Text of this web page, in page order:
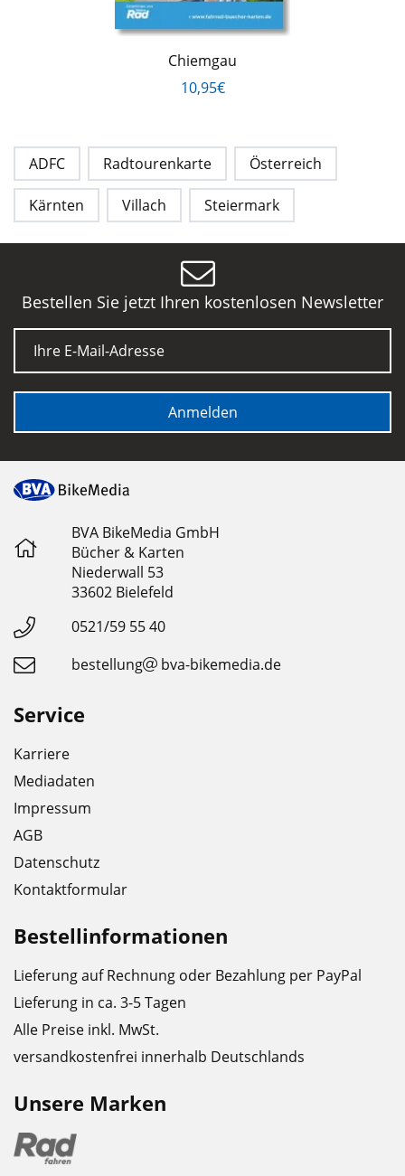
Chiemgau
10,95€
ADFC Radtourenkarte Österreich
Kärnten Villach Steiermark
Bestellen Sie jetzt Ihren kostenlosen Newsletter
E-Mail
Anmelden
BVA BikeMedia GmbH
Bücher & Karten
Niederwall 53
33602 Bielefeld
0521/59 55 40
bestellung
bva-bikemedia.de
Service
Karriere
Mediadaten
Impressum
AGB
Datenschutz
Kontaktformular
Bestellinformationen
Lieferung auf Rechnung oder Bezahlung per PayPal
Lieferung in ca. 3-5 Tagen
Alle Preise inkl. MwSt.
versandkostenfrei innerhalb Deutschlands
Unsere Marken